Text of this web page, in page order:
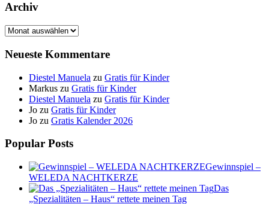
Archiv
Archiv
Neueste Kommentare
Diestel Manuela zu Gratis für Kinder
Markus zu Gratis für Kinder
Diestel Manuela zu Gratis für Kinder
Jo zu Gratis für Kinder
Jo zu Gratis Kalender 2026
Popular Posts
Gewinnspiel –
WELEDA NACHTKERZE
Das
„Spezialitäten – Haus“ rettete meinen Tag